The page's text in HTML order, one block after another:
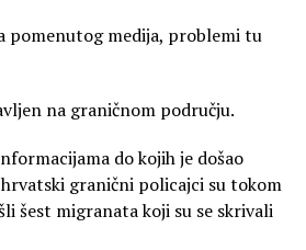
pomenutog medija, problemi tu
na graničnom području.
do kojih je došao
granični policajci su tokom
šest migranata koji su se skrivali